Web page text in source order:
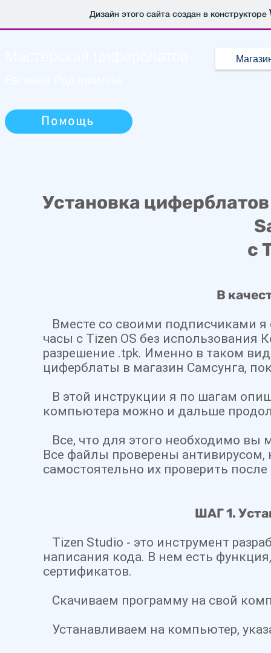
Дизайн этого сайта создан в конструкторе
Помощь
Установка
с
В
Вместе со своими подписчиками я
часы с Tizen OS без
разрешение .tpk. Именно в таком
циферблаты в магазин Самсунга,
В этой инструкции я по шагам
компьютера можно и дальше
Все, что для этого необходимо вы
Все файлы проверены
самостоятельно их проверить после
ШАГ 1.
Tizen Studio - это инструмент
написания кода. В нем есть
сертификатов.
Скачиваем программу на свой
Устанавливаем на компьютер,